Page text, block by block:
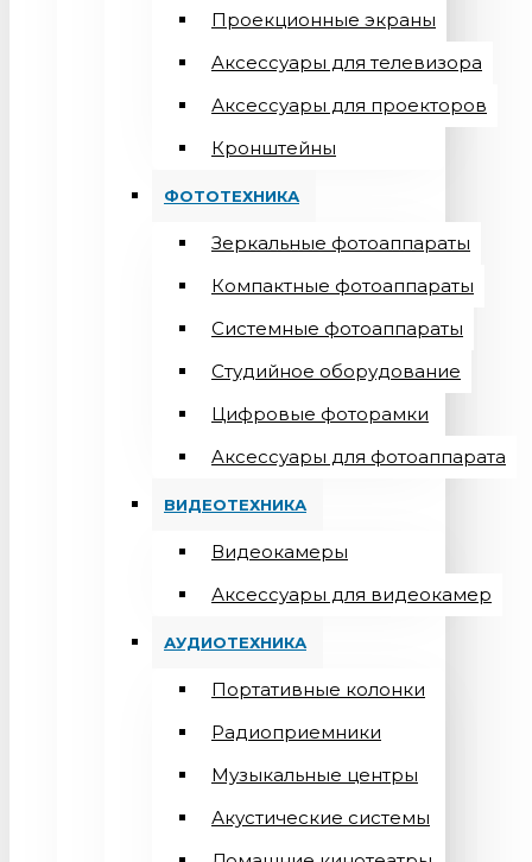
Проекционные экраны
Aксессуары для телевизора
Аксессуары для проекторов
Кронштейны
ФОТОТЕХНИКА
Зеркальные фотоаппараты
Компактные фотоаппараты
Системные фотоаппараты
Студийное оборудование
Цифровые фоторамки
Aксессуары для фотоаппарата
ВИДЕОТЕХНИКА
Видеокамеры
Аксессуары для видеокамер
АУДИОТЕХНИКА
Портативные колонки
Радиоприемники
Музыкальные центры
Акустические системы